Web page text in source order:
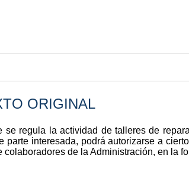
ORIGINAL
se regula la actividad de talleres de
interesada, podrá autorizarse a
de la Administración, en la